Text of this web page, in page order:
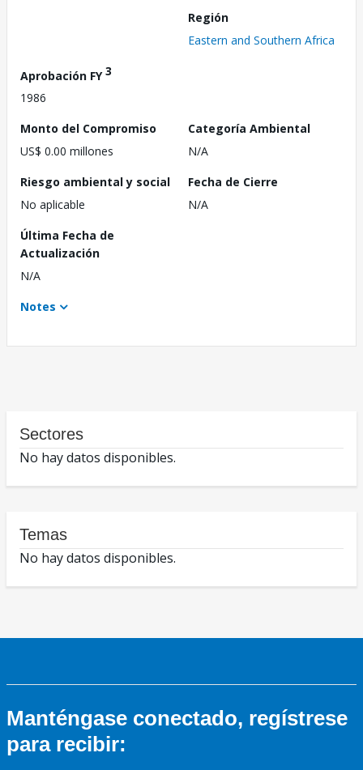
Región
Eastern and Southern Africa
Aprobación FY3
1986
Monto del Compromiso
US$ 0.00 millones
Categoría Ambiental
N/A
Riesgo ambiental y social
No aplicable
Fecha de Cierre
N/A
Última Fecha de
Actualización
N/A
Notes
Sectores
No hay datos disponibles.
Temas
No hay datos disponibles.
Manténgase conectado, regístrese
para recibir: